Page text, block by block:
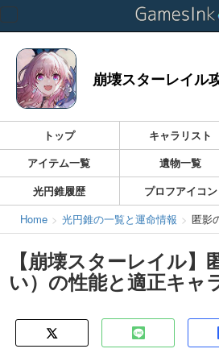
Toggle
崩壊スターレイル
トップ キャラリスト
アイテム一覧
遺物一覧
光円錐履歴
プロフアイコン
Home
光円錐の一覧と運命情報 匿影
【崩壊スターレイル】
い）の性能と適正キャ